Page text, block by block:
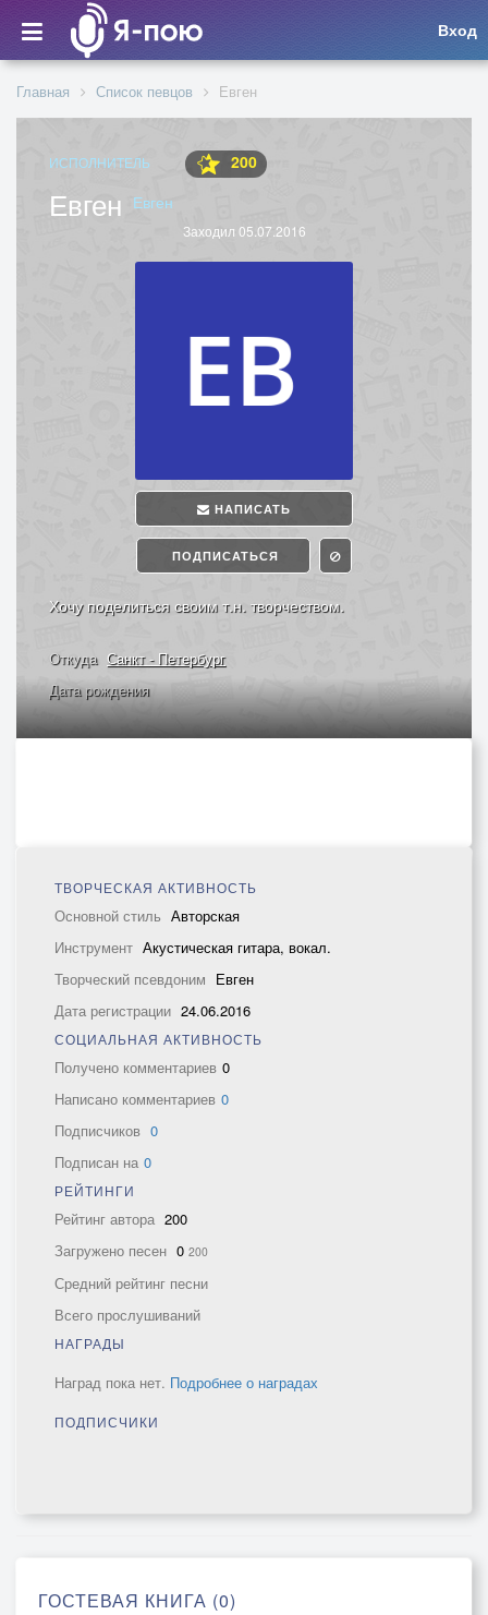
Вход
Главная Список певцов Евген
ИСПОЛНИТЕЛЬ 200
Евген Евген
Заходил 05.07.2016
НАПИСАТЬ
ПОДПИСАТЬСЯ
Хочу поделиться своим т.н. творчеством.
Откуда Санкт - Петербург
Дата рождения
ТВОРЧЕСКАЯ АКТИВНОСТЬ
Основной стиль Авторская
Инструмент Акустическая гитара, вокал.
Творческий псевдоним Евген
Дата регистрации 24.06.2016
СОЦИАЛЬНАЯ АКТИВНОСТЬ
Получено комментариев 0
Написано комментариев 0
Подписчиков 0
Подписан на 0
РЕЙТИНГИ
Рейтинг автора 200
Загружено песен 0 200
Средний рейтинг песни
Всего прослушиваний
НАГРАДЫ
Наград пока нет. Подробнее о наградах
ПОДПИСЧИКИ
ГОСТЕВАЯ КНИГА (0)